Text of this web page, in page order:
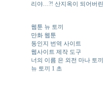
리야…?! 산지옥이 되어버
웹툰 뉴 토끼
만화 웹툰
동인지 번역 사이트
웹사이트 제작 도구
너의 이름 은 외전 마나 토끼
뉴 토끼 1 초